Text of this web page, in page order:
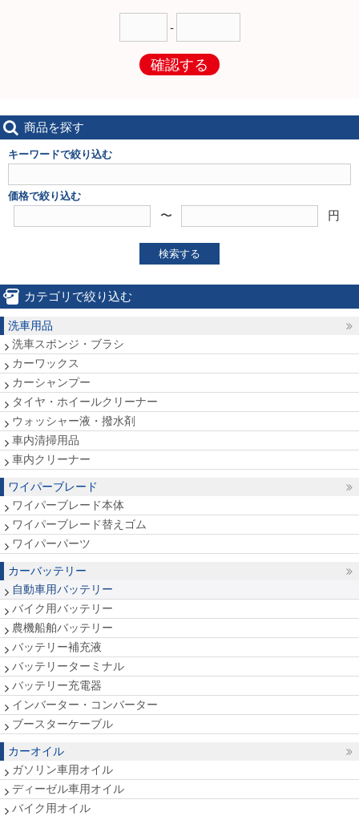
-
確認する
商品を探す
キーワードで絞り込む
価格で絞り込む
〜 円
検索する
カテゴリで絞り込む
洗車用品
洗車スポンジ・ブラシ
カーワックス
カーシャンプー
タイヤ・ホイールクリーナー
ウォッシャー液・撥水剤
車内清掃用品
車内クリーナー
ワイパーブレード
ワイパーブレード本体
ワイパーブレード替えゴム
ワイパーパーツ
カーバッテリー
自動車用バッテリー
バイク用バッテリー
農機船舶バッテリー
バッテリー補充液
バッテリーターミナル
バッテリー充電器
インバーター・コンバーター
ブースターケーブル
カーオイル
ガソリン車用オイル
ディーゼル車用オイル
バイク用オイル